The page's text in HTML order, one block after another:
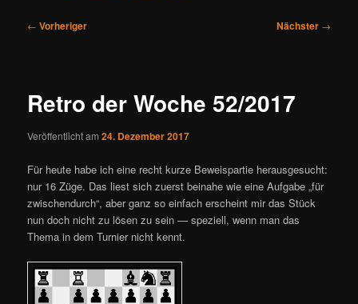
springen
springen
B
a
s
a
v
i
g
a
t
← Vorheriger Nächster →
Retro der Woche 52/2017
Veröffentlicht am24. Dezember 2017
Für heute habe ich eine recht kurze Beweispartie herausgesucht:
nur 16 Züge. Das liest sich zuerst beinahe wie eine Aufgabe „für
zwischendurch“, aber ganz so einfach erscheint mir das Stück
nun doch nicht zu lösen zu sein — speziell, wenn man das
Thema in dem Turnier nicht kennt.